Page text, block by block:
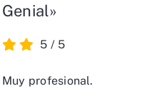
Genial»
5 / 5
profesional.